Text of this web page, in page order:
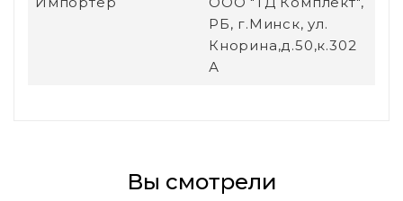
РБ, г.Минск, ул.
Кнорина,д.50,к.302
А
Вы смотрели